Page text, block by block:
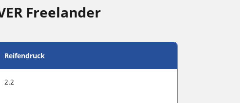
Freelander
Reifendruck
2.2